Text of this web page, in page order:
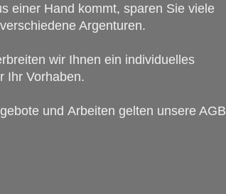
einer Hand kommt, sparen Sie viele
Argenturen.
wir Ihnen ein individuelles
Ihr Vorhaben.
und Arbeiten gelten unsere AGB